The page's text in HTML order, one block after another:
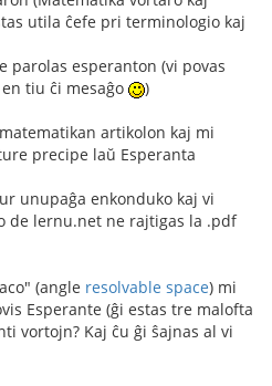
utila ĉefe pri terminologio kaj
parolas esperanton (vi povas
tiu ĉi mesaĝo
)
artikolon kaj mi
precipe laŭ Esperanta
unupaĝa enkonduko kaj vi
de lernu.net ne rajtigas la .pdf
(angle resolvable space) mi
Esperante (ĝi estas tre malofta
vortojn? Kaj ĉu ĝi ŝajnas al vi